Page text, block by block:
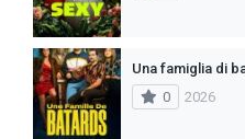
Una famiglia di
0
2026